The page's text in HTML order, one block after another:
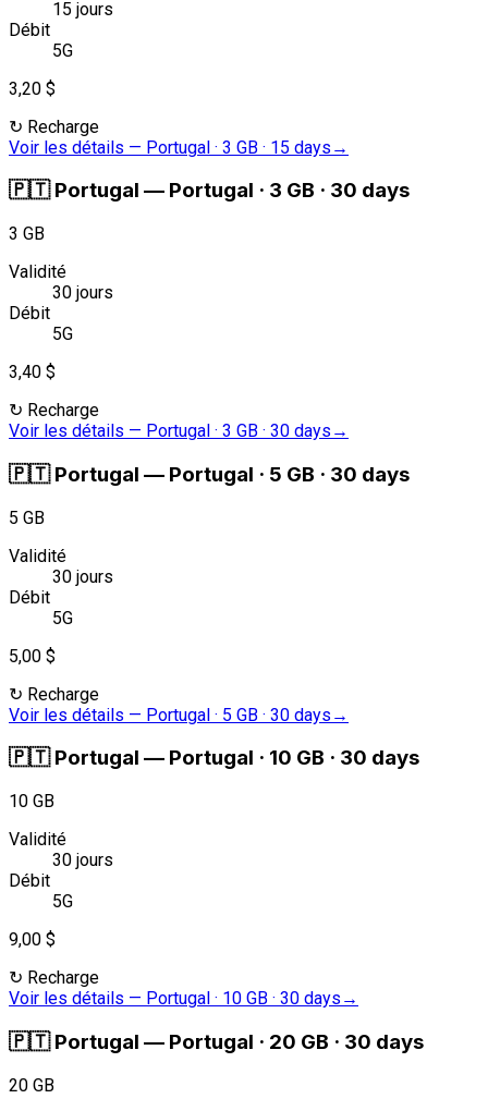
15 jours
Débit
5G
3,20 $
↻ Recharge
Voir les détails — Portugal · 3 GB · 15 days →
🇵🇹 Portugal — Portugal · 3 GB · 30 days
3 GB
Validité
30 jours
Débit
5G
3,40 $
↻ Recharge
Voir les détails — Portugal · 3 GB · 30 days →
🇵🇹 Portugal — Portugal · 5 GB · 30 days
5 GB
Validité
30 jours
Débit
5G
5,00 $
↻ Recharge
Voir les détails — Portugal · 5 GB · 30 days →
🇵🇹 Portugal — Portugal · 10 GB · 30 days
10 GB
Validité
30 jours
Débit
5G
9,00 $
↻ Recharge
Voir les détails — Portugal · 10 GB · 30 days →
🇵🇹 Portugal — Portugal · 20 GB · 30 days
20 GB